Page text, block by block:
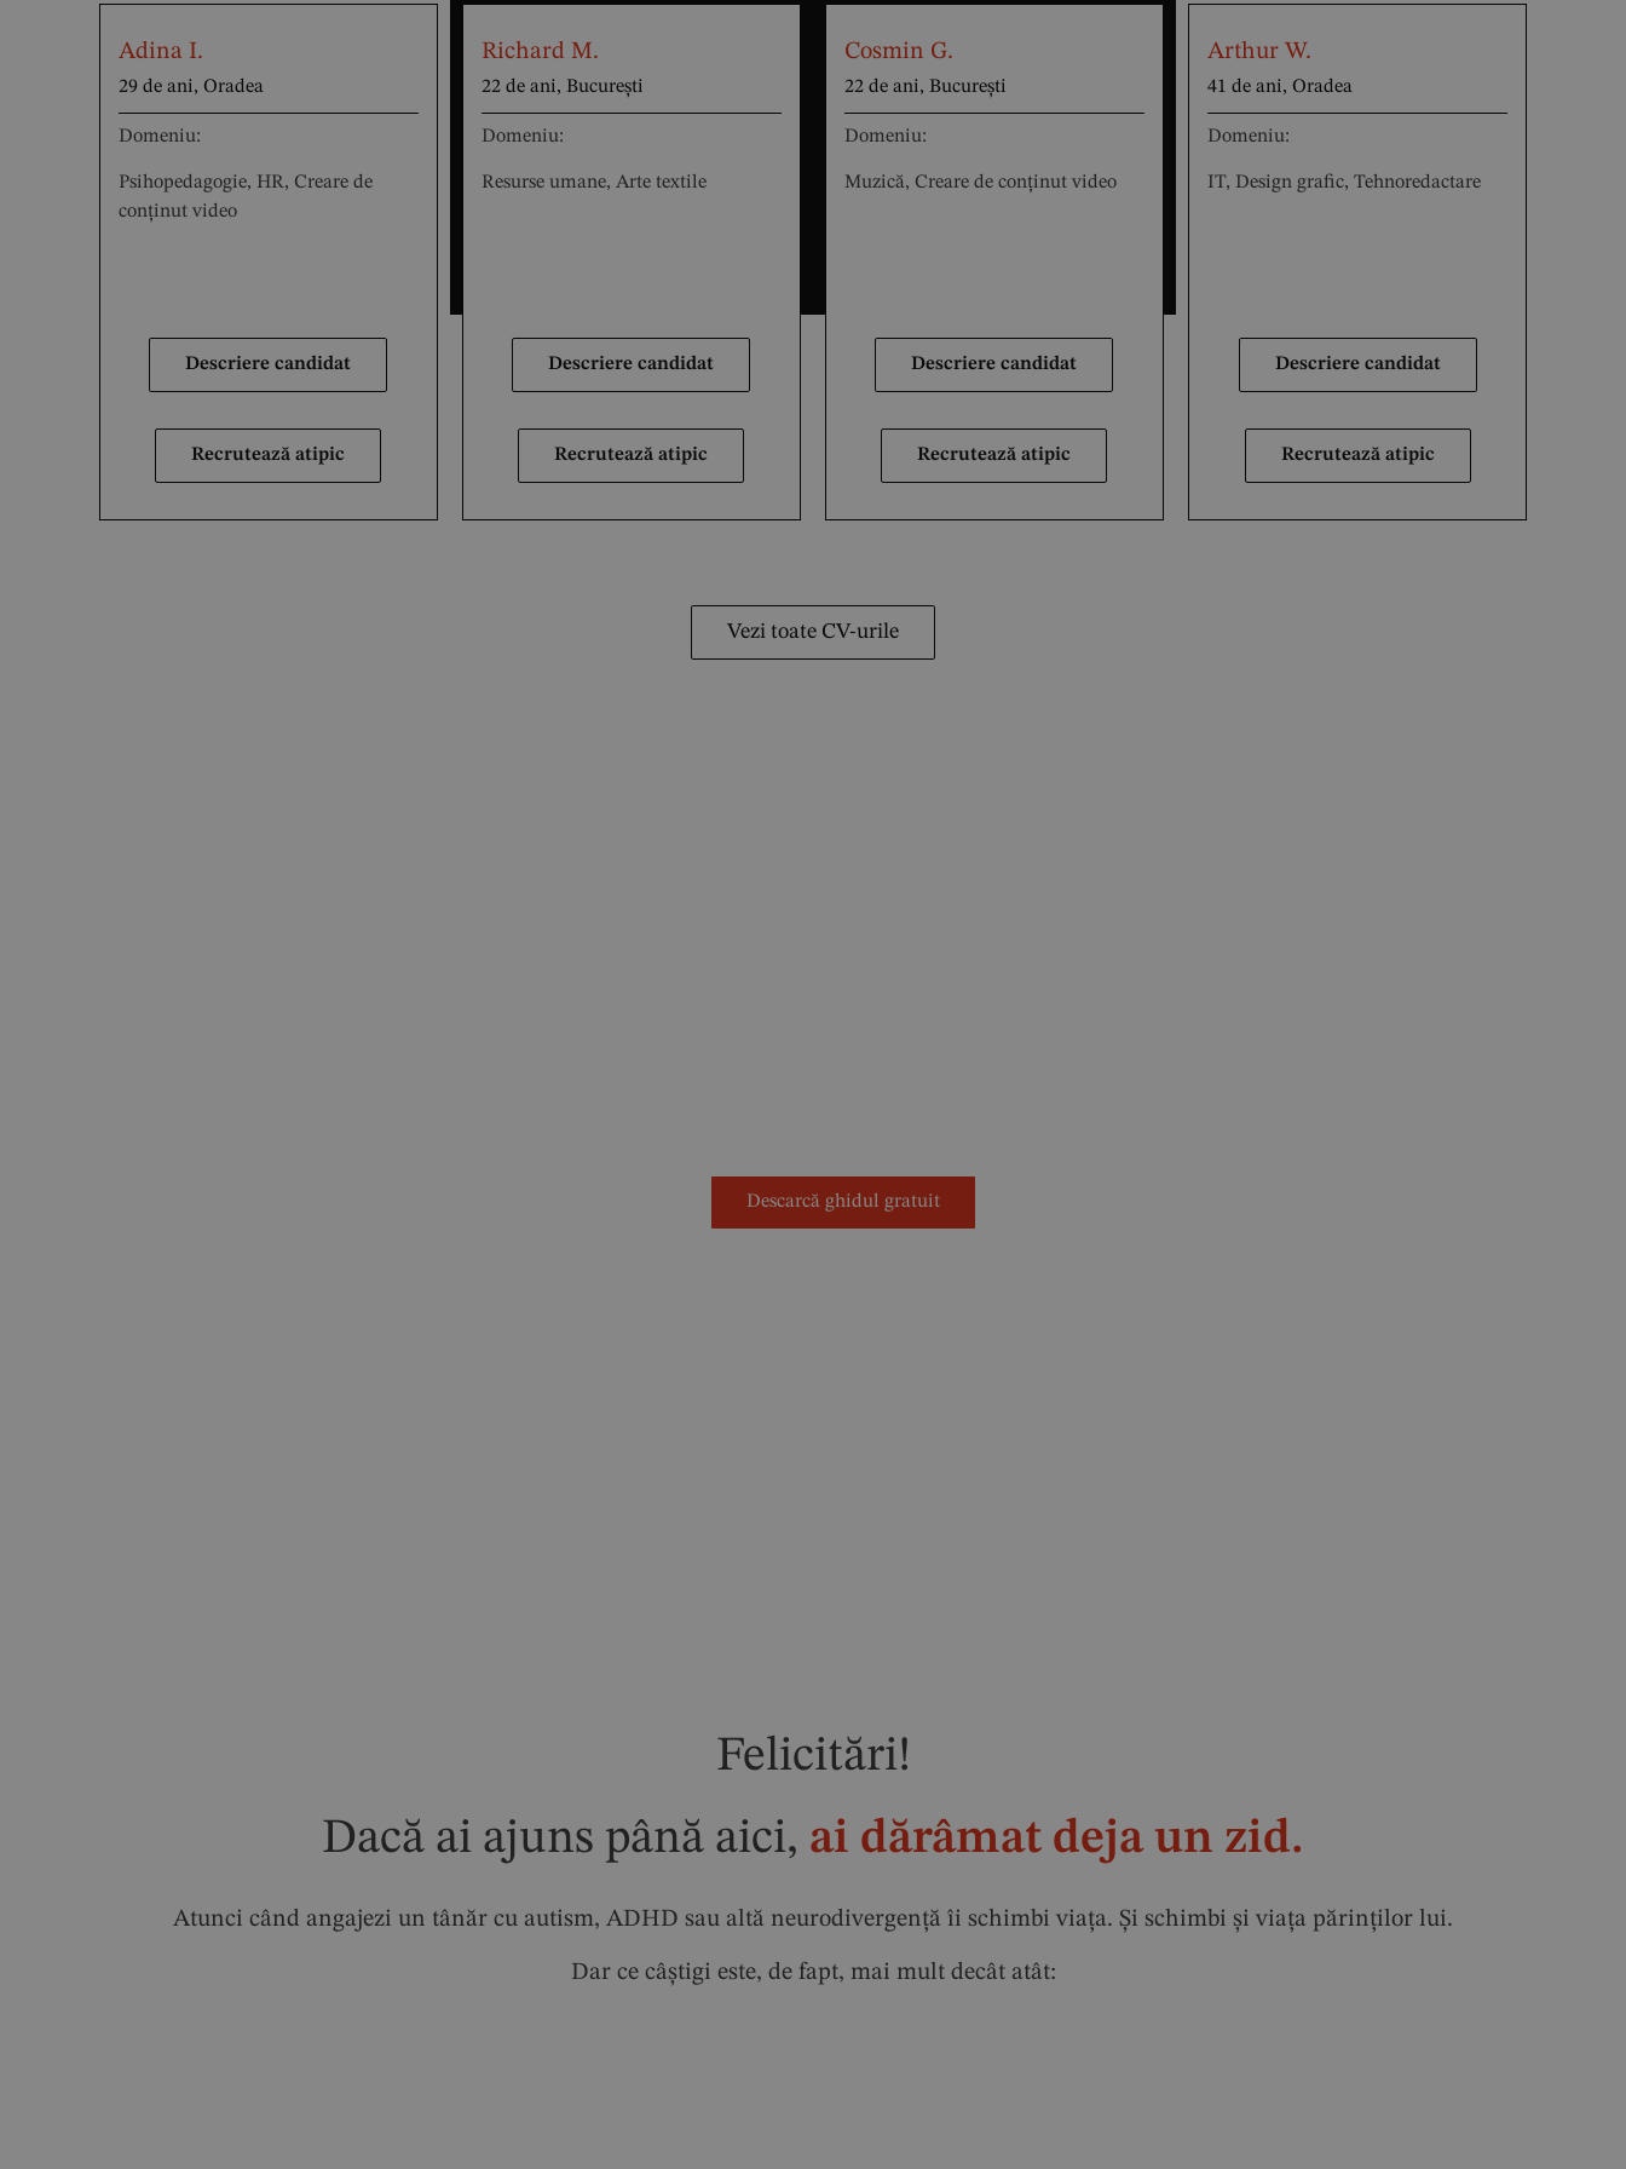
Adina I.
29 de ani, Oradea
Domeniu:
Psihopedagogie, HR, Creare de
conținut video
Descriere candidat
Recrutează atipic
Richard M.
22 de ani, București
Domeniu:
Resurse umane, Arte textile
Descriere candidat
Recrutează atipic
Cosmin G.
22 de ani, București
Domeniu:
Muzică, Creare de conținut video
Descriere candidat
Recrutează atipic
Arthur W.
41 de ani, Oradea
Domeniu:
IT, Design grafic, Tehnoredactare
Descriere candidat
Recrutează atipic
Vezi toate CV-urile
Descarcă ghidul gratuit
Felicitări!
Dacă ai ajuns până aici, ai dărâmat deja un zid.
Atunci când angajezi un tânăr cu autism, ADHD sau altă neurodivergență îi schimbi viața. Și schimbi și viața părinților lui.
Dar ce câștigi este, de fapt, mai mult decât atât: